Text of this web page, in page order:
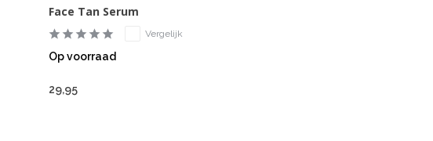
Face Tan Serum
Vergelijk
Op voorraad
29,95